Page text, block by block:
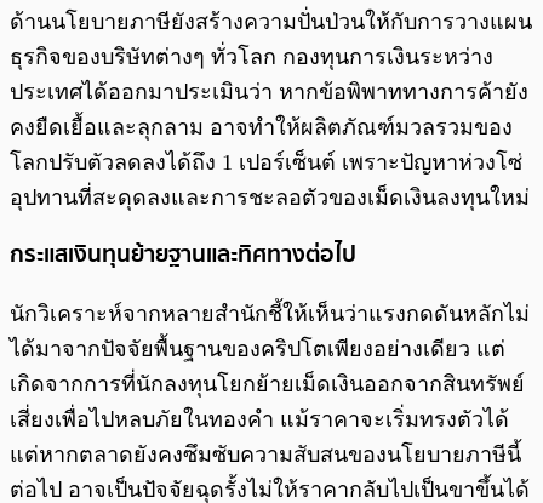
ด้านนโยบายภาษียังสร้างความปั่นป่วนให้กับการวางแผน
ธุรกิจของบริษัทต่างๆ ทั่วโลก กองทุนการเงินระหว่าง
ประเทศได้ออกมาประเมินว่า หากข้อพิพาททางการค้ายัง
คงยืดเยื้อและลุกลาม อาจทำให้ผลิตภัณฑ์มวลรวมของ
โลกปรับตัวลดลงได้ถึง 1 เปอร์เซ็นต์ เพราะปัญหาห่วงโซ่
อุปทานที่สะดุดลงและการชะลอตัวของเม็ดเงินลงทุนใหม่
กระแสเงินทุนย้ายฐานและทิศทางต่อไป
นักวิเคราะห์จากหลายสำนักชี้ให้เห็นว่าแรงกดดันหลักไม่
ได้มาจากปัจจัยพื้นฐานของคริปโตเพียงอย่างเดียว แต่
เกิดจากการที่นักลงทุนโยกย้ายเม็ดเงินออกจากสินทรัพย์
เสี่ยงเพื่อไปหลบภัยในทองคำ แม้ราคาจะเริ่มทรงตัวได้
แต่หากตลาดยังคงซึมซับความสับสนของนโยบายภาษีนี้
ต่อไป อาจเป็นปัจจัยฉุดรั้งไม่ให้ราคากลับไปเป็นขาขึ้นได้